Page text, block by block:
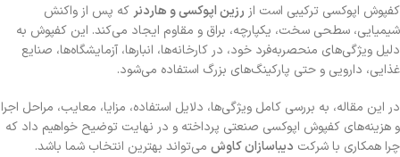
کفپوش اپوکسی ترکیبی است از رزین اپوکسی و هاردنر که پس از واکنش
شیمیایی، سطحی سخت، یکپارچه، براق و مقاوم ایجاد می‌کند. این کفپوش به
دلیل ویژگی‌های منحصربه‌فرد خود، در کارخانه‌ها، انبارها، آزمایشگاه‌ها، صنایع
غذایی، دارویی و حتی پارکینگ‌های بزرگ استفاده می‌شود.
در این مقاله، به بررسی کامل ویژگی‌ها، دلایل استفاده، مزایا، معایب، مراحل اجرا
و هزینه‌های کفپوش اپوکسی صنعتی پرداخته و در نهایت توضیح خواهیم داد که
چرا همکاری با شرکت دیباسازان کاوش می‌تواند بهترین انتخاب شما باشد.